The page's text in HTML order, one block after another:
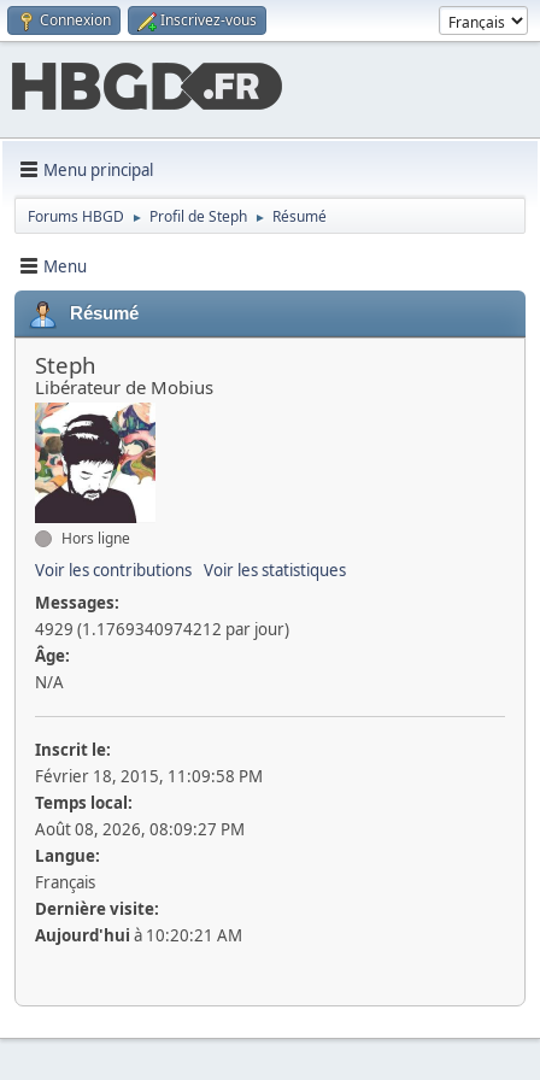
Connexion Inscrivez-vous
Menu principal
Forums HBGD ► Profil de Steph ► Résumé
Menu
Résumé
Steph
Libérateur de Mobius
Hors ligne
Voir les contributions Voir les statistiques
Messages:
4929 (1.1769340974212 par jour)
Âge:
N/A
Inscrit le:
Février 18, 2015, 11:09:58 PM
Temps local:
Août 08, 2026, 08:09:27 PM
Langue:
Français
Dernière visite:
Aujourd'hui à 10:20:21 AM